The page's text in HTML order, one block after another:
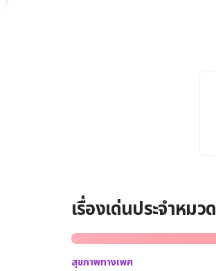
เรื่องเด่นประจำหมวด
สุขภาพทางเพศ